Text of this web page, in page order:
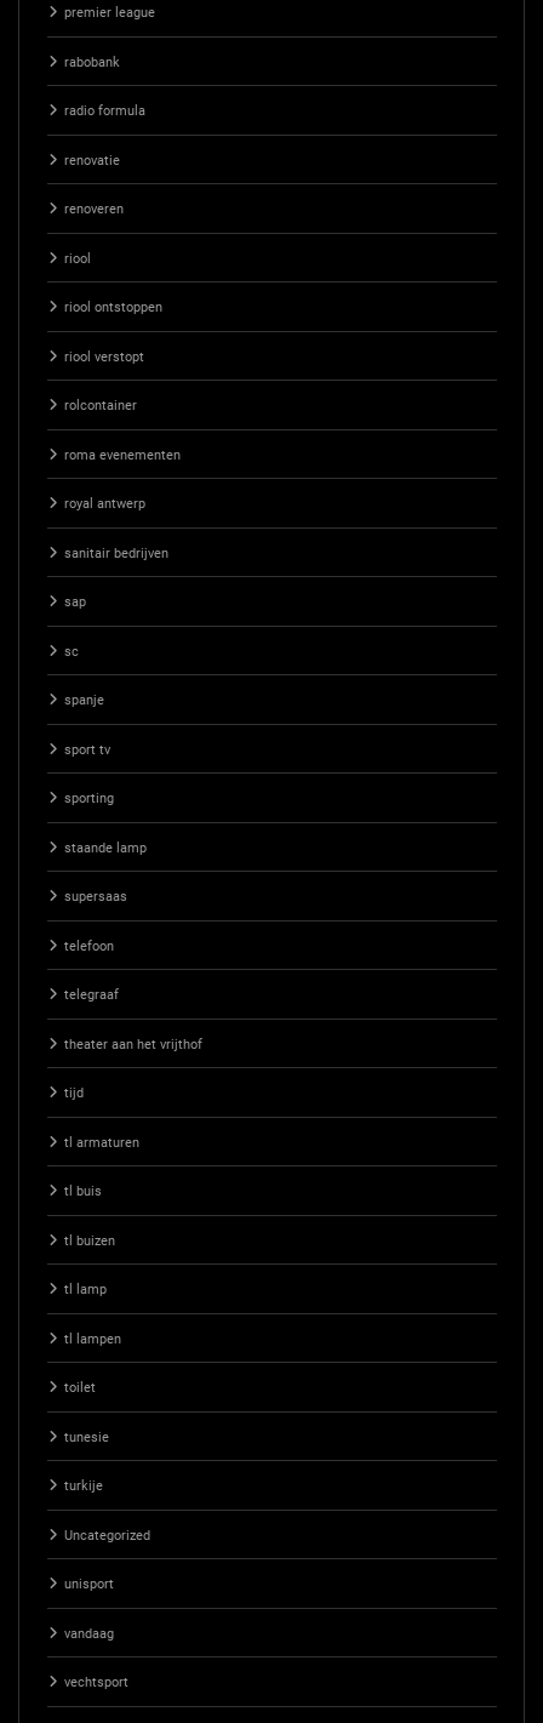
premier league
rabobank
radio formula
renovatie
renoveren
riool
riool ontstoppen
riool verstopt
rolcontainer
roma evenementen
royal antwerp
sanitair bedrijven
sap
sc
spanje
sport tv
sporting
staande lamp
supersaas
telefoon
telegraaf
theater aan het vrijthof
tijd
tl armaturen
tl buis
tl buizen
tl lamp
tl lampen
toilet
tunesie
turkije
Uncategorized
unisport
vandaag
vechtsport